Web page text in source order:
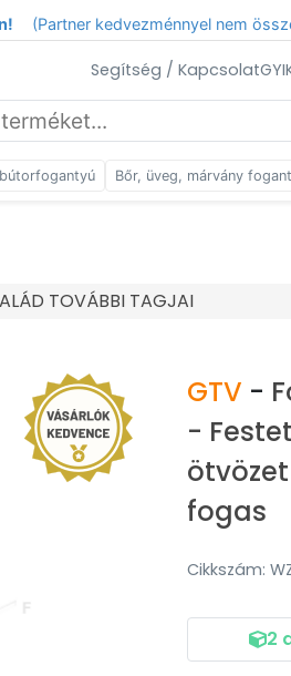
(Partner kedvezménnyel nem
Segítség / Kapcsolat
Bőr, üveg, márvány
TOVÁBBI TAGJAI
GTV -
-
fogas
Cikkszám:
2